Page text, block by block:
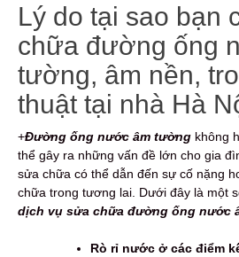
Lý do tại sao bạn
chữa đường ống
tường, âm nền,
thuật tại nhà Hà
+Đường ống nước âm tường không
thể gây ra những vấn đề lớn cho gia
sửa chữa có thể dẫn đến sự cố nặng
chữa trong tương lai. Dưới đây là một
dịch vụ sửa chữa đường ống nước
Rò rỉ nước ở các điểm